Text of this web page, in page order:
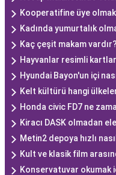
Kooperatifine üye
Kadında yumurtalık
Kaç çeşit makam vardır?
Hayvanlar resimli
Hyundai Bayon'un içi
Kelt kültürü hangi
Honda civic FD7 ne
Kiracı DASK olmadan
Metin2 depoya hızlı
Kult ve klasik film
Konservatuvar okumak